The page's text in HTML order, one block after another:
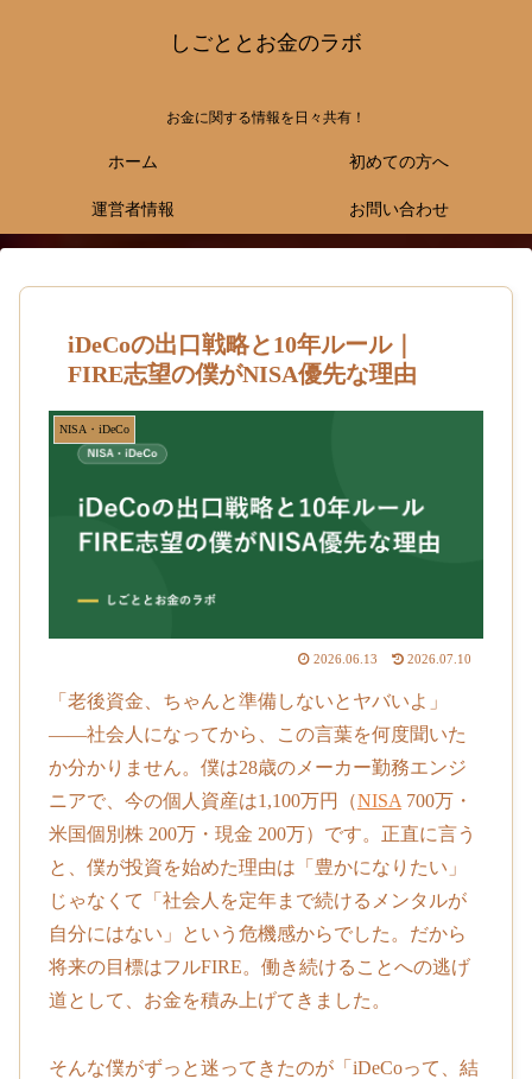
しごととお金のラボ
お金に関する情報を日々共有！
ホーム 初めての方へ
運営者情報 お問い合わせ
iDeCoの出口戦略と10年ルール｜
FIRE志望の僕がNISA優先な理由
NISA・iDeCo
2026.06.13 2026.07.10
「老後資金、ちゃんと準備しないとヤバいよ」
——社会人になってから、この言葉を何度聞いた
か分かりません。僕は28歳のメーカー勤務エンジ
ニアで、今の個人資産は1,100万円（NISA 700万・
米国個別株 200万・現金 200万）です。正直に言う
と、僕が投資を始めた理由は「豊かになりたい」
じゃなくて「社会人を定年まで続けるメンタルが
自分にはない」という危機感からでした。だから
将来の目標はフルFIRE。働き続けることへの逃げ
道として、お金を積み上げてきました。
そんな僕がずっと迷ってきたのが「iDeCoって、結